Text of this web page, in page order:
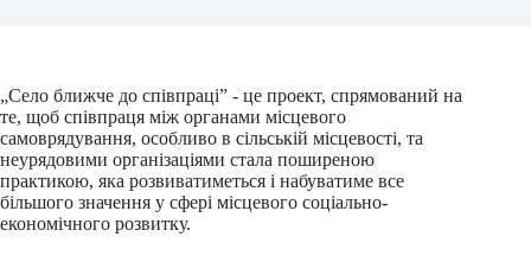
„Село ближче до співпраці” - це проект, спрямований на
те, щоб співпраця між органами місцевого
самоврядування, особливо в сільській місцевості, та
неурядовими організаціями стала поширеною
практикою, яка розвиватиметься і набуватиме все
більшого значення у сфері місцевого соціально-
економічного розвитку.